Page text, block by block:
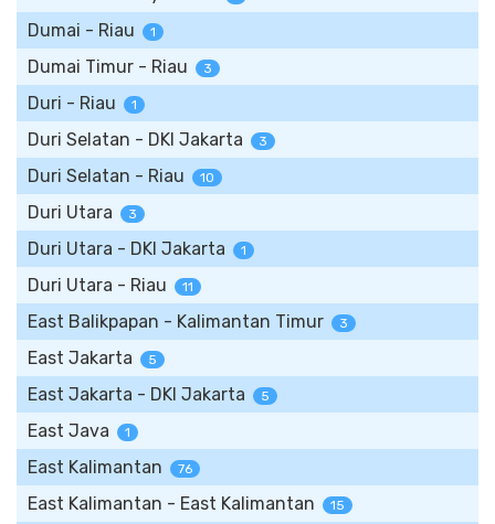
Dumai - Riau 1
Dumai Timur - Riau 3
Duri - Riau 1
Duri Selatan - DKI Jakarta 3
Duri Selatan - Riau 10
Duri Utara 3
Duri Utara - DKI Jakarta 1
Duri Utara - Riau 11
East Balikpapan - Kalimantan Timur 3
East Jakarta 5
East Jakarta - DKI Jakarta 5
East Java 1
East Kalimantan 76
East Kalimantan - East Kalimantan 15